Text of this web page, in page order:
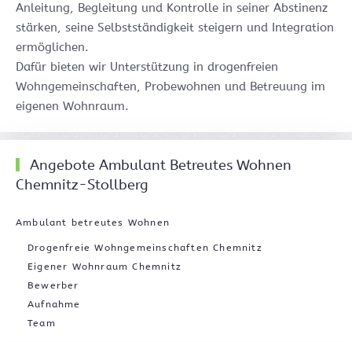
Anleitung, Begleitung und Kontrolle in seiner Abstinenz
stärken, seine Selbstständigkeit steigern und Integration
ermöglichen.
Dafür bieten wir Unterstützung in drogenfreien
Wohngemeinschaften, Probewohnen und Betreuung im
eigenen Wohnraum.
Angebote Ambulant Betreutes Wohnen
Chemnitz-Stollberg
Ambulant betreutes Wohnen
Drogenfreie Wohngemeinschaften Chemnitz
Eigener Wohnraum Chemnitz
Bewerber
Aufnahme
Team